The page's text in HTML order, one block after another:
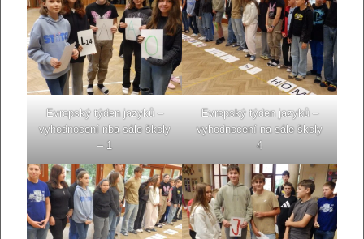
Evropský týden jazyků –
vyhodnocení nba sále školy
– 1
Evropský týden jazyků –
vyhodnocení na sále školy
4